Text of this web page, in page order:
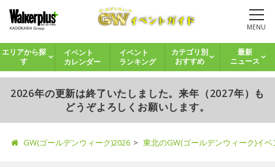
MENU
エリアから探
す
イベント
カレンダー
イベント
ランキング
カテゴリ別
おすすめ
最新
ニュース
2026年の更新は終了いたしました。来年（2027年）も
どうぞよろしくお願いします。
GW(ゴールデンウィーク)2026 東北のGW(ゴールデンウィーク)イ